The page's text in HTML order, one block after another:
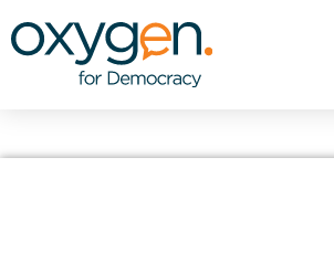
στο
περιεχόμενο